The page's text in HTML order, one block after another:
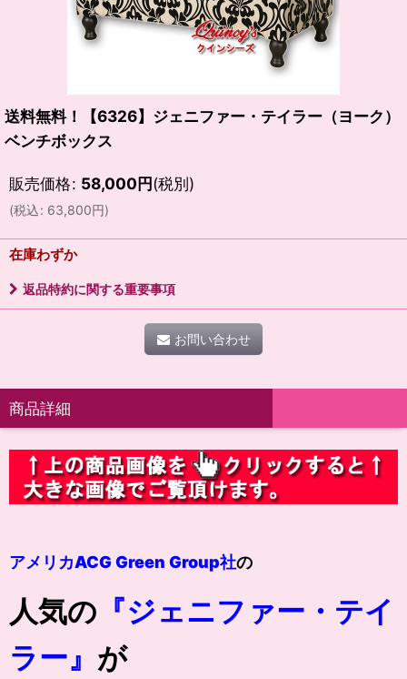
送料無料！【6326】ジェニファー・テイラー（ヨーク）
ベンチボックス
販売価格: 58,000円(税別)
(税込: 63,800円)
在庫わずか
返品特約に関する重要事項
お問い合わせ
商品詳細
アメリカACG Green Group社の
人気の 『ジェニファー・テイ
ラー』 が